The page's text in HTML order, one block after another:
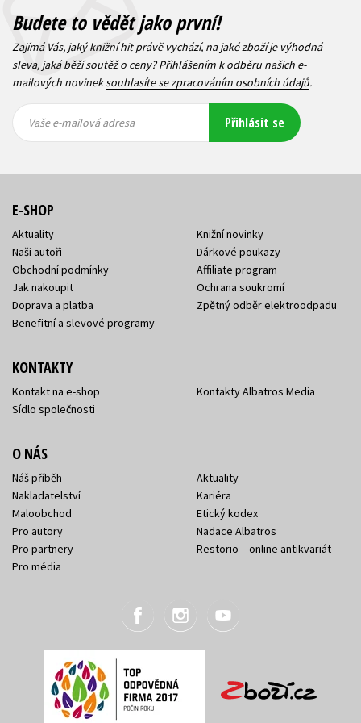
Budete to vědět jako první!
Zajímá Vás, jaký knižní hit právě vychází, na jaké zboží je výhodná
sleva, jaká běží soutěž o ceny? Přihlášením k odběru našich e-
mailových novineksouhlasíte se zpracováním osobních údajů.
mailová
mailová
Vaše e-mailová adresa Přihlásit se
E-SHOP
Aktuality
Naši autoři
Obchodní podmínky
Jak nakoupit
Doprava a platba
Benefitní a slevové programy
Knižní novinky
Dárkové poukazy
Affiliate program
Ochrana soukromí
Zpětný odběr elektroodpadu
KONTAKTY
Kontakt na e-shop
Sídlo společnosti
Kontakty Albatros Media
O NÁS
Náš příběh
Nakladatelství
Maloobchod
Pro autory
Pro partnery
Pro média
Aktuality
Kariéra
Etický kodex
Nadace Albatros
Restorio – online antikvariát